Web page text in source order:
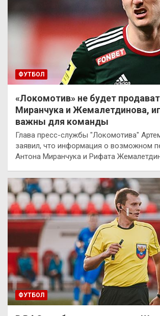
ФУТБОЛ
«Локомотив» не будет
Миранчука и Жемалетдинова,
важны для команды
Глава пресс-службы "Локомотива"
заявил, что информация о возможном
Антона Миранчука и Рифата
ФУТБОЛ